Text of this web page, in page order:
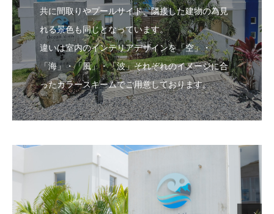
違いは室内のインテリアデザインを「空」・
「海」・「風」・「波」それぞれのイメージに合
ったカラースキームでご用意しております。
